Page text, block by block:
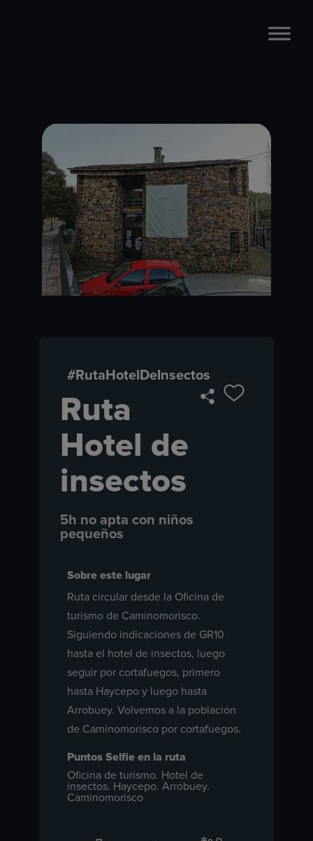
#RutaHotelDeInsectos
Ruta
Hotel de
insectos
5h no apta con niños
pequeños
Sobre este lugar
Ruta circular desde la Oficina de
turismo de Caminomorisco.
Siguiendo indicaciones de GR10
hasta el hotel de insectos, luego
seguir por cortafuegos, primero
hasta Haycepo y luego hasta
Arrobuey. Volvemos a la población
de Caminomorisco por cortafuegos.
Puntos Selfie en la ruta
Oficina de turismo. Hotel de
insectos. Haycepo. Arrobuey.
Caminomorisco